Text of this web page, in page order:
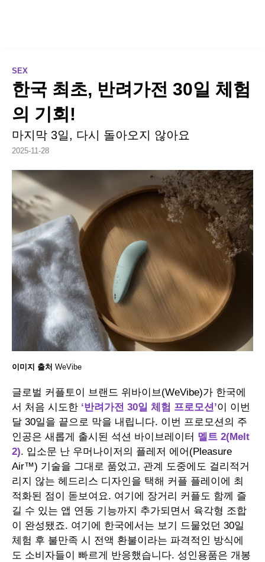
SEX
한국 최초, 반려가전 30일 체험
의 기회!
마지막 3일, 다시 돌아오지 않아요
2025-11-28
이미지 출처 WeVibe
글로벌 커플토이 브랜드 위바이브(WeVibe)가 한국에
서 처음 시도한 ‘반려가전 30일 체험 프로모션’이 이번
달 30일을 끝으로 막을 내립니다. 이번 프로모션의 주
인공은 새롭게 출시된 석션 바이브레이터 멜트 2(Melt
2). 입소문 난 우머나이저의 플레저 에어(Pleasure
Air™) 기술을 그대로 품었고, 관계 도중에도 걸리적거
리지 않는 헤드리스 디자인을 택해 커플 플레이에 최
적화된 점이 돋보여요. 여기에 장거리 커플도 함께 즐
길 수 있는 앱 연동 기능까지 추가되면서 육각형 조합
이 완성됐죠. 여기에 한국에서는 보기 드물었던 30일
체험 후 불만족 시 전액 환불이라는 파격적인 방식에
도 소비자들이 빠르게 반응했습니다. 성인용품은 개봉